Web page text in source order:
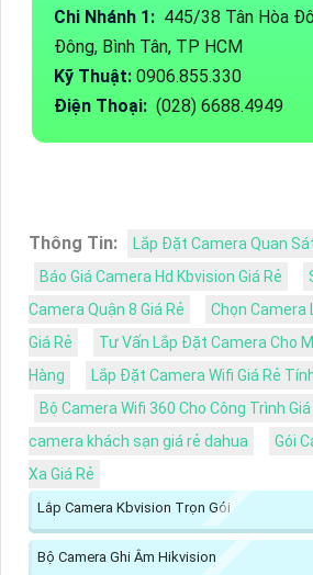
Chi Nhánh 1: 445/38 Tân Hòa
Đông, Bình Tân, TP HCM
Kỹ Thuật: 0906.855.330
Điện Thoại: (028) 6688.4949
Thông Tin:
Lắp Đặt Camera Quan
Báo Giá Camera Hd Kbvision Giá Rẻ
Camera Quận 8 Giá Rẻ
Chọn Camera
Giá Rẻ
Tư Vấn Lắp Đặt Camera Cho
Hàng
Lắp Đặt Camera Wifi Giá Rẻ
Bộ Camera Wifi 360 Cho Công Trình Giá
camera khách sạn giá rẻ dahua
Gói
Xa Giá Rẻ
Lắp Camera Kbvision Trọn Gói
Bộ Camera Ghi Âm Hikvision